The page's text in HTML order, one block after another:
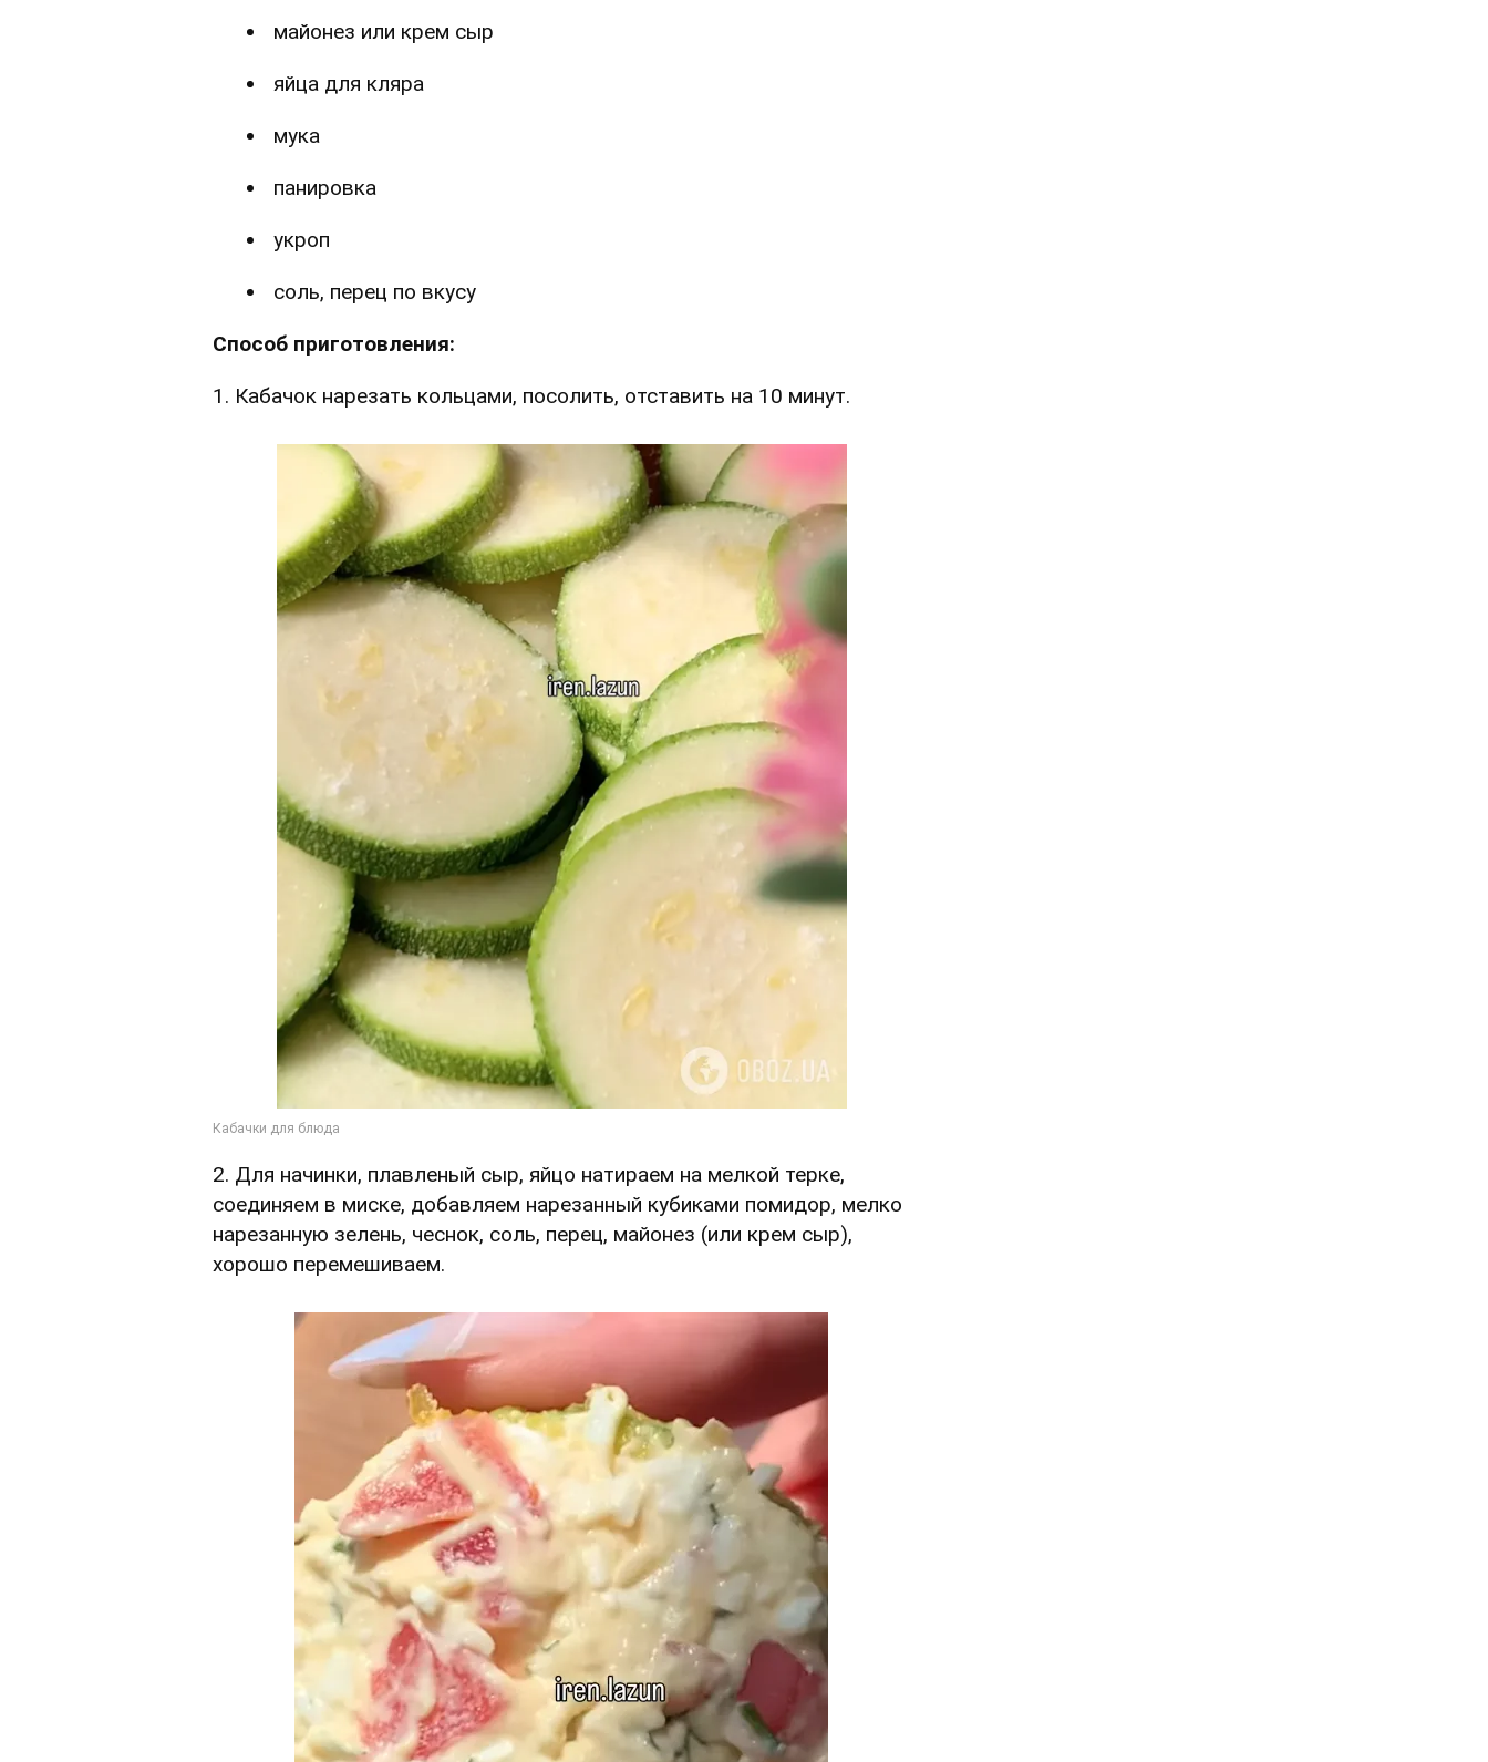
майонез или крем сыр
яйца для кляра
мука
панировка
укроп
соль, перец по вкусу
Способ приготовления:
1. Кабачок нарезать кольцами, посолить, отставить на 10 минут.
2. Для начинки, плавленый сыр, яйцо натираем на мелкой терке,
соединяем в миске, добавляем нарезанный кубиками помидор, мелко
нарезанную зелень, чеснок, соль, перец, майонез (или крем сыр),
хорошо перемешиваем.